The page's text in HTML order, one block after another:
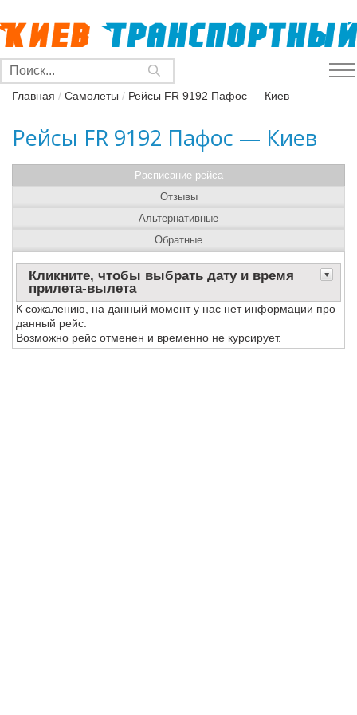
Главная / Самолеты / Рейсы FR 9192 Пафос — Киев
Рейсы FR 9192 Пафос — Киев
Расписание рейса
Кликните, чтобы выбрать дату и время
прилета-вылета
К сожалению, на данный момент у нас нет информации про
данный рейс.
Возможно рейс отменен и временно не курсирует.
Отзывы
Альтернативные
Обратные